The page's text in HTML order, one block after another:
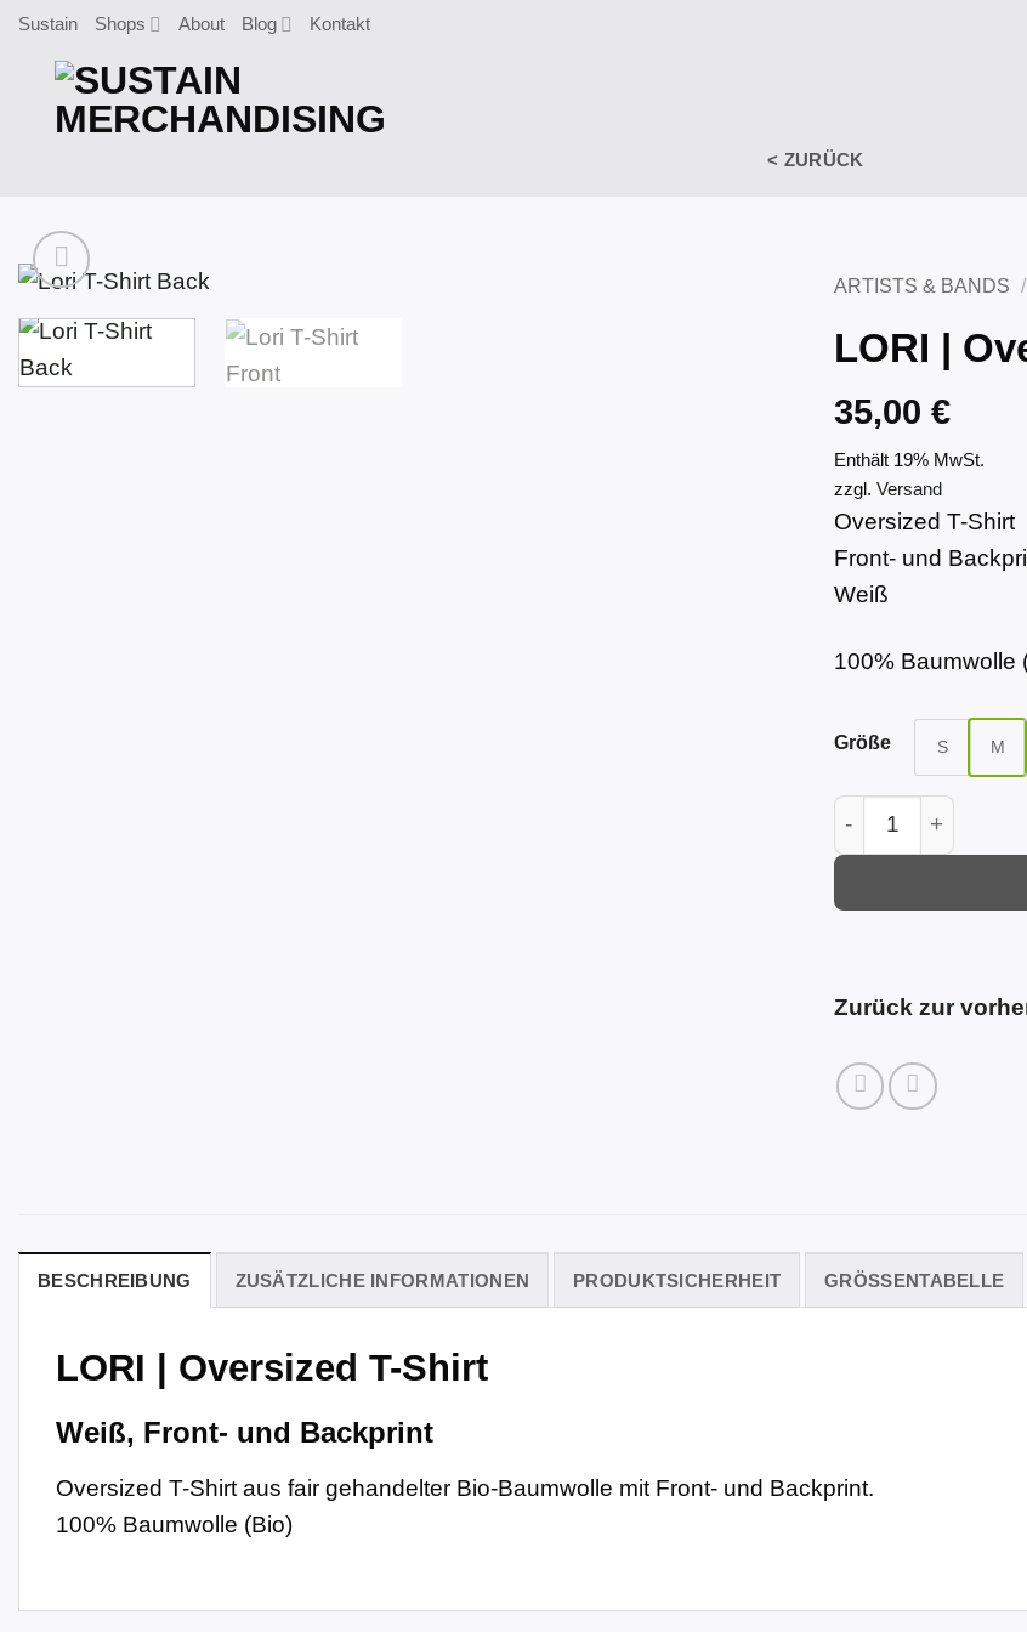
Zum
springen
Sustain Shops About Blog Kontakt
< ZURÜCK
ARTISTS & BANDS /
LORI |
35,00 €
Enthält 19% MwSt.
zzgl. Versand
Oversized T-Shirt
Front- und
Weiß
100% Baumwolle
Größe S M
LORI | Oversized T-
Zurück zur
BESCHREIBUNG ZUSÄTZLICHE INFORMATIONEN PRODUKTSICHERHEIT GRÖSSENTABELLE
LORI | Oversized T-Shirt
Weiß, Front- und Backprint
Oversized T-Shirt aus fair gehandelter Bio-Baumwolle mit Front- und Backprint.
100% Baumwolle (Bio)